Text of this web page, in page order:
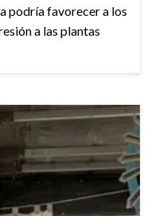
podría favorecer a los
a las plantas